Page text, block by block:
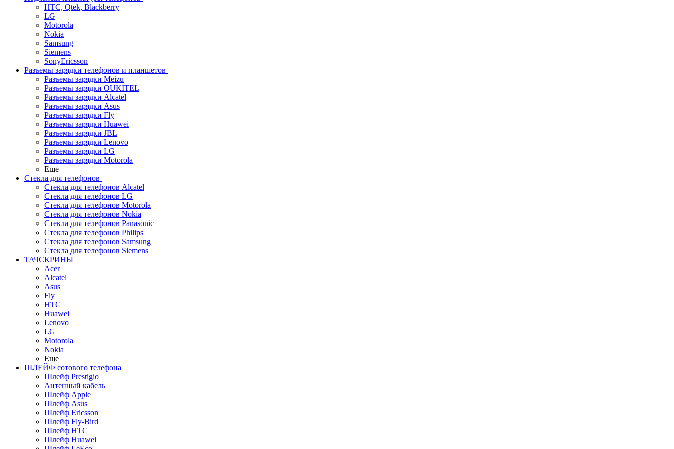
HTC, Qtek, Blackberry
LG
Motorola
Nokia
Samsung
Siemens
SonyEricsson
Разъемы зарядки телефонов и планшетов
Разъемы зарядки Meizu
Разъемы зарядки OUKITEL
Разъемы зарядки Alcatel
Разъемы зарядки Asus
Разъемы зарядки Fly
Разъемы зарядки Huawei
Разъемы зарядки JBL
Разъемы зарядки Lenovo
Разъемы зарядки LG
Разъемы зарядки Motorola
Еще
Стекла для телефонов
Стекла для телефонов Alcatel
Стекла для телефонов LG
Стекла для телефонов Motorola
Стекла для телефонов Nokia
Стекла для телефонов Panasonic
Стекла для телефонов Philips
Стекла для телефонов Samsung
Стекла для телефонов Siemens
ТАЧСКРИНЫ
Acer
Alcatel
Asus
Fly
HTC
Huawei
Lenovo
LG
Motorola
Nokia
Еще
ШЛЕЙФ сотового телефона
Шлейф Prestigio
Антенный кабель
Шлейф Apple
Шлейф Asus
Шлейф Ericsson
Шлейф Fly-Bird
Шлейф HTC
Шлейф Huawei